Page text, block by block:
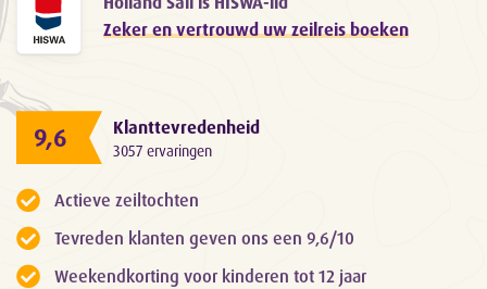
Zeker en vertrouwd uw zeilreis boeken
9,6 Klanttevredenheid
3057 ervaringen
Actieve zeiltochten
Tevreden klanten geven ons een 9,6/10
Weekendkorting voor kinderen tot 12 jaar